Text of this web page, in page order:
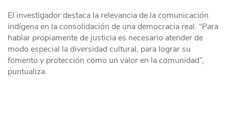
El investigador destaca la relevancia de la comunicación
indígena en la consolidación de una democracia real. “Para
hablar propiamente de justicia es necesario atender de
modo especial la diversidad cultural, para lograr su
fomento y protección como un valor en la comunidad”,
puntualiza.